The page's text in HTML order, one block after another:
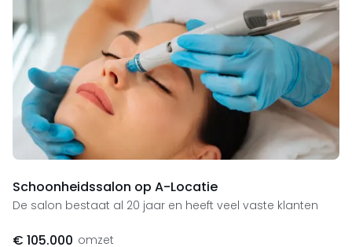
Schoonheidssalon op A-Locatie
De salon bestaat al 20 jaar en heeft veel vaste klanten
€ 105.000 omzet